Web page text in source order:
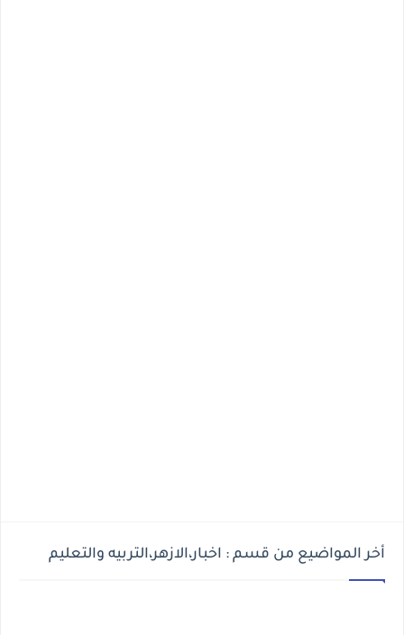
أخر المواضيع من قسم : اخبار،الازهر،التربيه والتعليم